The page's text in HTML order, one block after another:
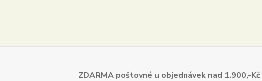
ZDARMA poštovné u objednáveknad 1.900,-Kč